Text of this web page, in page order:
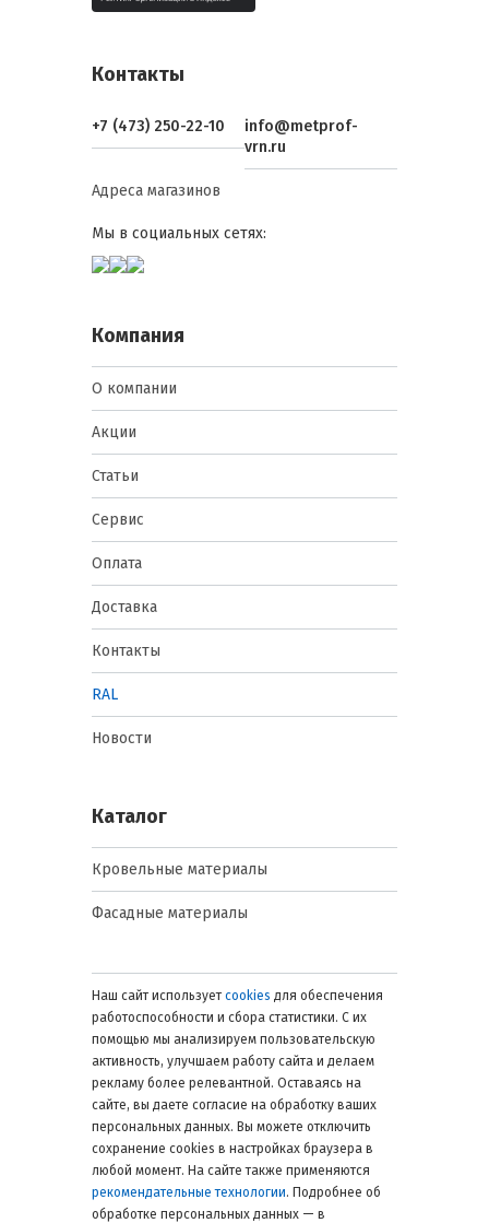
Контакты
+7 (473) 250-22-10
info@metprof-
vrn.ru
Адреса магазинов
Мы в социальных сетях:
Компания
О компании
Акции
Статьи
Сервис
Оплата
Доставка
Контакты
RAL
Новости
Каталог
Кровельные материалы
Фасадные материалы
Наш сайт использует cookies для обеспечения
работоспособности и сбора статистики. С их
помощью мы анализируем пользовательскую
активность, улучшаем работу сайта и делаем
рекламу более релевантной. Оставаясь на
сайте, вы даете согласие на обработку ваших
персональных данных. Вы можете отключить
сохранение cookies в настройках браузера в
любой момент. На сайте также применяются
рекомендательные технологии. Подробнее об
обработке персональных данных — в